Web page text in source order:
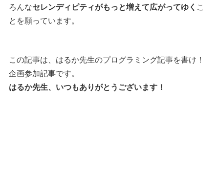
ろんなセレンディピティがもっと増えて広がってゆく こ
とを願っています。
この記事は、はるか先生のプログラミング記事を書け！
企画参加記事です。
はるか先生、いつもありがとうございます！